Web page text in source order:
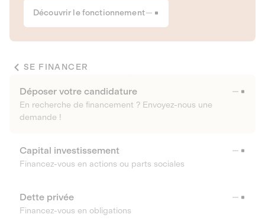
Découvrir le fonctionnement
SE FINANCER
Déposer votre candidature
En recherche de financement ? Envoyez-nous une
demande !
Capital investissement
Financez-vous en actions ou parts sociales
Dette privée
Financez-vous en obligations